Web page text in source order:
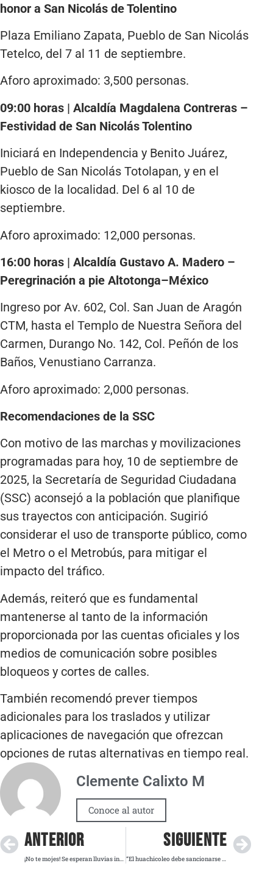
honor a San Nicolás de Tolentino
Plaza Emiliano Zapata, Pueblo de San Nicolás
Tetelco, del 7 al 11 de septiembre.
Aforo aproximado: 3,500 personas.
09:00 horas | Alcaldía Magdalena Contreras –
Festividad de San Nicolás Tolentino
Iniciará en Independencia y Benito Juárez,
Pueblo de San Nicolás Totolapan, y en el
kiosco de la localidad. Del 6 al 10 de
septiembre.
Aforo aproximado: 12,000 personas.
16:00 horas | Alcaldía Gustavo A. Madero –
Peregrinación a pie Altotonga–México
Ingreso por Av. 602, Col. San Juan de Aragón
CTM, hasta el Templo de Nuestra Señora del
Carmen, Durango No. 142, Col. Peñón de los
Baños, Venustiano Carranza.
Aforo aproximado: 2,000 personas.
Recomendaciones de la SSC
Con motivo de las marchas y movilizaciones
programadas para hoy, 10 de septiembre de
2025, la Secretaría de Seguridad Ciudadana
(SSC) aconsejó a la población que planifique
sus trayectos con anticipación. Sugirió
considerar el uso de transporte público, como
el Metro o el Metrobús, para mitigar el
impacto del tráfico.
Además, reiteró que es fundamental
mantenerse al tanto de la información
proporcionada por las cuentas oficiales y los
medios de comunicación sobre posibles
bloqueos y cortes de calles.
También recomendó prever tiempos
adicionales para los traslados y utilizar
aplicaciones de navegación que ofrezcan
opciones de rutas alternativas en tiempo real.
Clemente Calixto M
Conoce al autor
ANTERIOR
¡No te mojes! Se esperan lluvias intensas en varias regiones del país este miércoles
SIGUIENTE
“El huachicoleo debe sancionarse con rigor en México”, afirma Laura Itzel Castillo